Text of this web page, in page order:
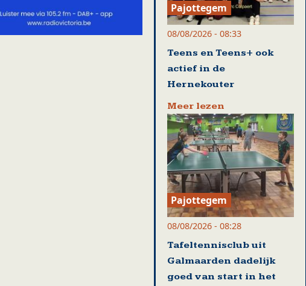
Pajottegem
08/08/2026 - 08:33
Teens en Teens+ ook
actief in de
Hernekouter
Meer lezen
Pajottegem
08/08/2026 - 08:28
Tafeltennisclub uit
Galmaarden dadelijk
goed van start in het